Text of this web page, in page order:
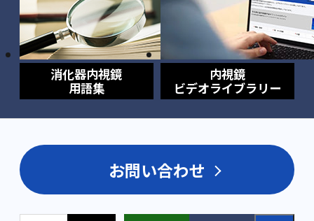
消化器内視鏡
用語集
内視鏡
ビデオライブラリー
お問い合わせ